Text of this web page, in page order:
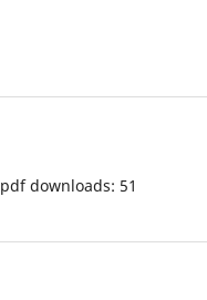
pdf downloads: 51